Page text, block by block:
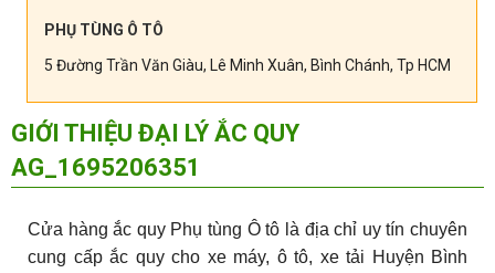
PHỤ TÙNG Ô TÔ
5 Đường Trần Văn Giàu, Lê Minh Xuân, Bình Chánh, Tp HCM
GIỚI THIỆU ĐẠI LÝ ẮC QUY
AG_1695206351
Cửa hàng ắc quy Phụ tùng Ô tô là địa chỉ uy tín chuyên
cung cấp ắc quy cho xe máy, ô tô, xe tải Huyện Bình